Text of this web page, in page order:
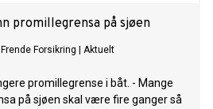
promillegrensa på sjøen
Frende Forsikring Aktuelt
promillegrense i båt. - Mange
på sjøen skal være fire ganger så